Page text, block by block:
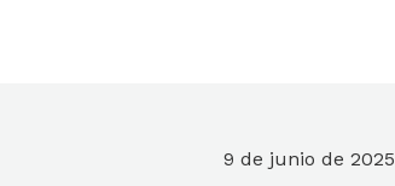
9 de junio de 2025